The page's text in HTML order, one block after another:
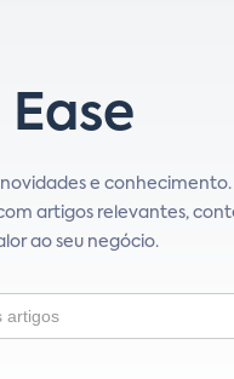
e
artigos relevantes,
ao seu negócio.